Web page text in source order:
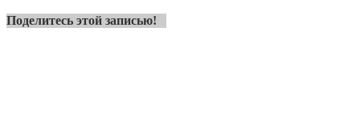
Поделитесь этой записью!